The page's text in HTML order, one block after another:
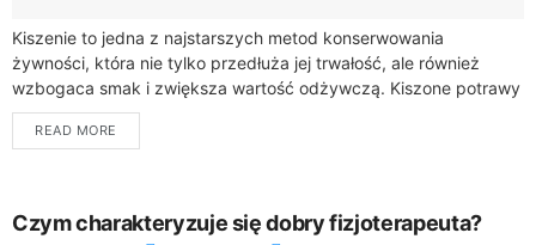
Kiszenie to jedna z najstarszych metod konserwowania
żywności, która nie tylko przedłuża jej trwałość, ale również
wzbogaca smak i zwiększa wartość odżywczą. Kiszone potrawy
są bogate w probiotyki, które wspomagają...
READ MORE
Czym charakteryzuje się dobry fizjoterapeuta?